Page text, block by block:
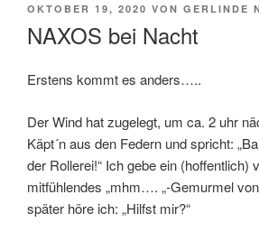
VERÖFFENTLICHT
OKTOBER 19, 2020 VON GERLINDE
NAXOS bei Nacht
Erstens kommt es anders…..
Der Wind hat zugelegt, um ca. 2 uhr
Käpt´n aus den Federn und spricht:
der Rollerei!“ Ich gebe ein (hoffentlich)
mitfühlendes „mhm…. „-Gemurmel
später höre ich: „Hilfst mir?“